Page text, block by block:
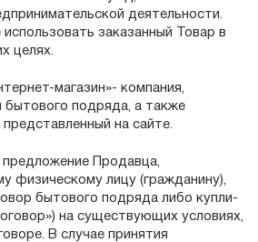
деятельности.
использовать заказанный Товар в
целях.
магазин»- компания,
бытового подряда, а также
на сайте.
Продавца,
физическому лицу (гражданину),
бытового подряда либо купли-
на существующих условиях,
В случае принятия